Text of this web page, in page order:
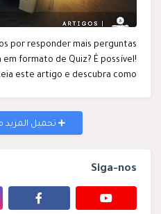
por responder mais perguntas
em formato de Quiz? É possível!
este artigo e descubra como.
تحميل
Siga-nos